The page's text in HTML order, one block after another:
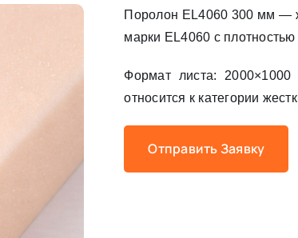
Поролон EL4060 300 мм —
марки EL4060 с плотностью
Формат листа:
относится к категории
Отправить Заявку